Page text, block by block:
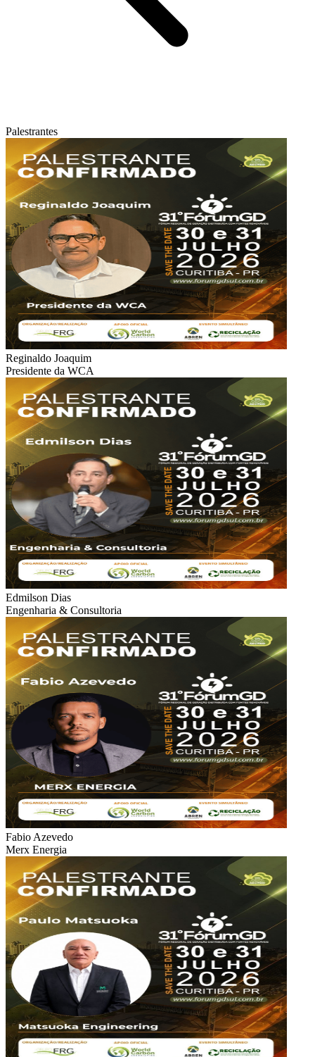
Palestrantes
Reginaldo Joaquim
Presidente da WCA
Edmilson Dias
Engenharia & Consultoria
Fabio Azevedo
Merx Energia